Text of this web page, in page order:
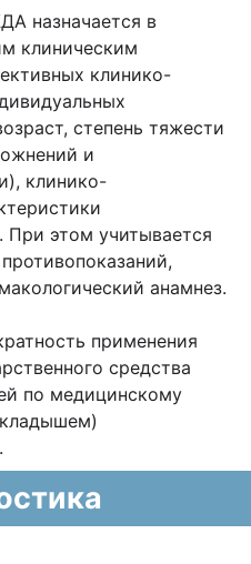
назначается в
клиническим
клинико-
степень тяжести
и
клинико-
При этом учитывается
анамнез.
применения
средства
по медицинскому